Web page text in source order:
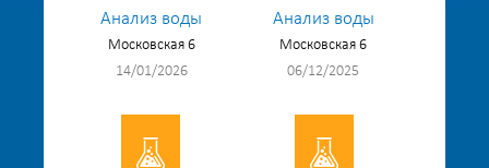
Анализ воды
Московская 6
14/01/2026
Анализ воды
Московская 6
06/12/2025